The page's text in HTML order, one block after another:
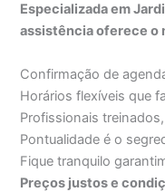
Especializada em
assistência oferece o
Confirmação de
Horários flexíveis que
Profissionais
Pontualidade é o
Fique tranquilo
Preços justos e